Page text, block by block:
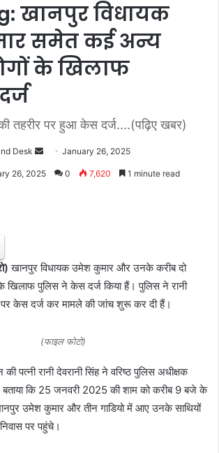
खानपुर विधायक
समेत कई अन्य
के खिलाफ
की तहरीर पर हुआ केस दर्ज....(पढ़िए खबर)
Desk
e
m
a
i
January 26, 2025
26, 2025 0 7,620 1 minute read
खानपुर विधायक उमेश कुमार और उनके करीब दो
खिलाफ पुलिस ने केस दर्ज किया हैं। पुलिस ने रानी
पर केस दर्ज कर मामले की जांच शुरू कर दी हैं।
(फाइल फोटो)
पत्नी रानी देवरानी सिंह ने वरिष्ठ पुलिस अधीक्षक
बताया कि 25 जनवरी 2025 की शाम को करीब 9 बजे के
उमेश कुमार और तीन गाडियो में आए उनके साथियों
पर पहुंचे।